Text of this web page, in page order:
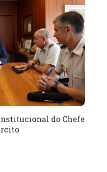
do Chefe